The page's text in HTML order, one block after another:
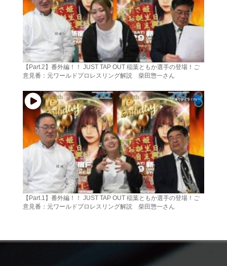
【Part.2】番外編！！ JUST TAP OUT 稲葉ともか選手の登場！ご
意見番：元ワールドプロレスリング解説 柴田惣一さん
【Part.1】番外編！！ JUST TAP OUT 稲葉ともか選手の登場！ご
意見番：元ワールドプロレスリング解説 柴田惣一さん